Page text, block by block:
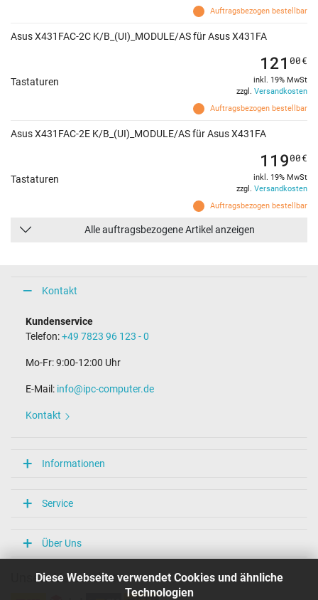
Diese Webseite verwendet Cookies und ähnliche
Technologien
Auftragsbezogen bestellbar
Asus X431FAC-2C K/B_(UI)_MODULE/AS für Asus X431FA
Tastaturen
Auftragsbezogen bestellbar
121 00€
inkl. 19% MwSt
zzgl. Versandkosten
Asus X431FAC-2E K/B_(UI)_MODULE/AS für Asus X431FA
Tastaturen
Auftragsbezogen bestellbar
11900€
inkl. 19% MwSt
zzgl. Versandkosten
Alle auftragsbezogene Artikel anzeigen
Kontakt
Kundenservice
Telefon:+49 7823 96 123 - 0
Mo-Fr: 9:00-12:00 Uhr
E-Mail: info@ipc-computer.de
Kontakt
Informationen
Service
Über Uns
Unsere Versandarten